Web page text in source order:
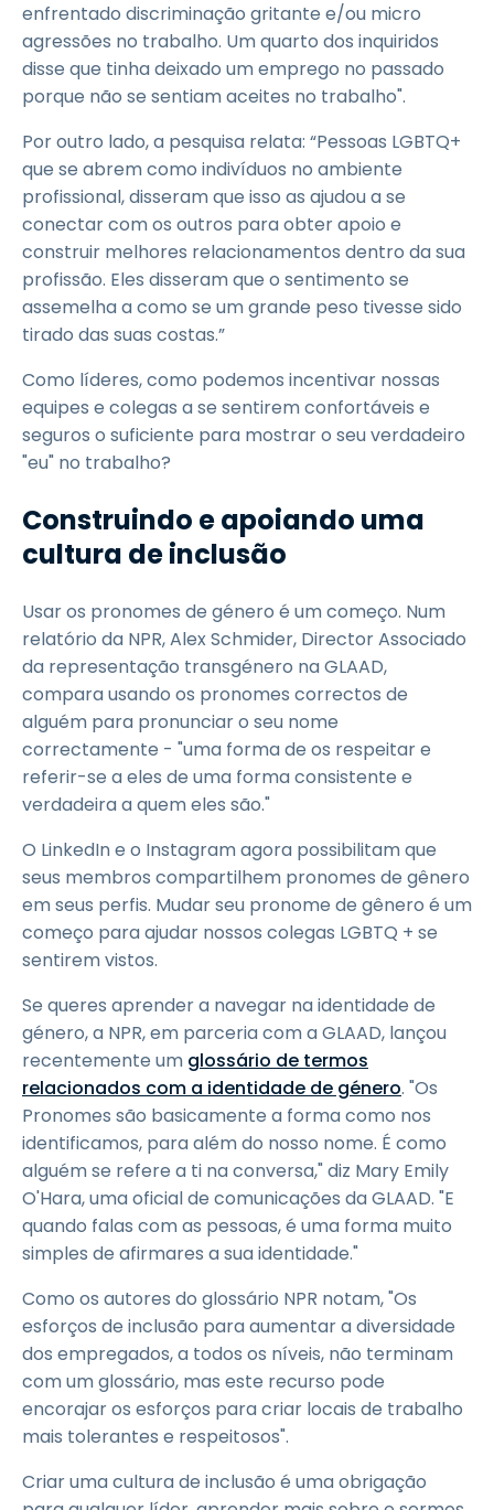
enfrentado discriminação gritante e/ou micro
agressões no trabalho. Um quarto dos inquiridos
disse que tinha deixado um emprego no passado
porque não se sentiam aceites no trabalho".
Por outro lado, a pesquisa relata: “Pessoas LGBTQ+
que se abrem como indivíduos no ambiente
profissional, disseram que isso as ajudou a se
conectar com os outros para obter apoio e
construir melhores relacionamentos dentro da sua
profissão. Eles disseram que o sentimento se
assemelha a como se um grande peso tivesse sido
tirado das suas costas.”
Como líderes, como podemos incentivar nossas
equipes e colegas a se sentirem confortáveis e
seguros o suficiente para mostrar o seu verdadeiro
"eu" no trabalho?
Construindo e apoiando uma
cultura de inclusão
Usar os pronomes de género é um começo. Num
relatório da NPR, Alex Schmider, Director Associado
da representação transgénero na GLAAD,
compara usando os pronomes correctos de
alguém para pronunciar o seu nome
correctamente - "uma forma de os respeitar e
referir-se a eles de uma forma consistente e
verdadeira a quem eles são."
O LinkedIn e o Instagram agora possibilitam que
seus membros compartilhem pronomes de gênero
em seus perfis. Mudar seu pronome de gênero é um
começo para ajudar nossos colegas LGBTQ + se
sentirem vistos.
Se queres aprender a navegar na identidade de
género, a NPR, em parceria com a GLAAD, lançou
recentemente um glossário de termos
relacionados com a identidade de género. "Os
Pronomes são basicamente a forma como nos
identificamos, para além do nosso nome. É como
alguém se refere a ti na conversa," diz Mary Emily
O'Hara, uma oficial de comunicações da GLAAD. "E
quando falas com as pessoas, é uma forma muito
simples de afirmares a sua identidade."
Como os autores do glossário NPR notam, "Os
esforços de inclusão para aumentar a diversidade
dos empregados, a todos os níveis, não terminam
com um glossário, mas este recurso pode
encorajar os esforços para criar locais de trabalho
mais tolerantes e respeitosos".
Criar uma cultura de inclusão é uma obrigação